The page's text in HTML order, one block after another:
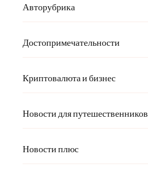
Авторубрика
Достопримечательности
Криптовалюта и бизнес
Новости для путешественников
Новости плюс